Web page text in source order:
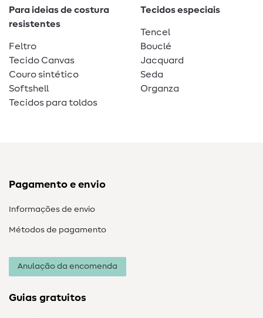
Para ideias de costura
resistentes
Feltro
Tecido Canvas
Couro sintético
Softshell
Tecidos para toldos
Tecidos especiais
Tencel
Bouclé
Jacquard
Seda
Organza
Pagamento e envio
Informações de envio
Métodos de pagamento
Anulação da encomenda
Guias gratuitos